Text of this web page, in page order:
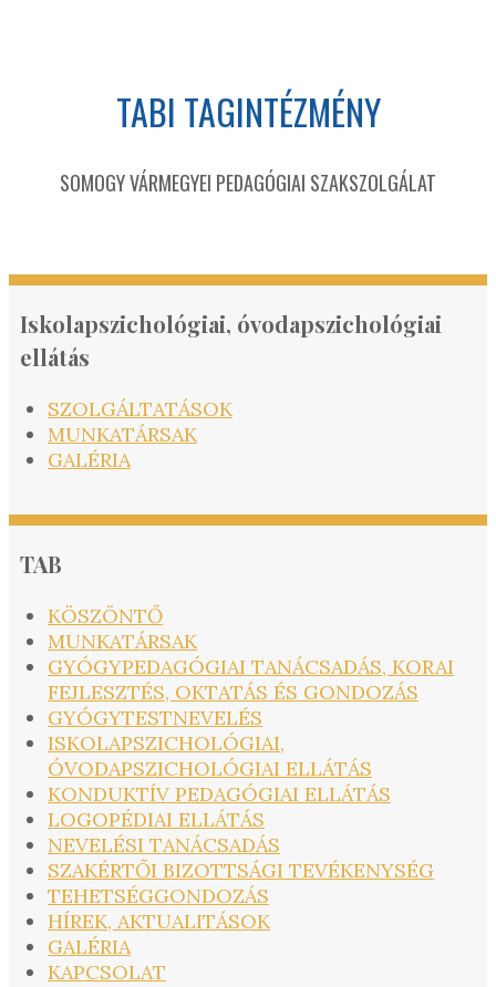
TABI TAGINTÉZMÉNY
SOMOGY VÁRMEGYEI PEDAGÓGIAI SZAKSZOLGÁLAT
Iskolapszichológiai, óvodapszichológiai
ellátás
SZOLGÁLTATÁSOK
MUNKATÁRSAK
GALÉRIA
TAB
KÖSZÖNTŐ
MUNKATÁRSAK
GYÓGYPEDAGÓGIAI TANÁCSADÁS, KORAI
FEJLESZTÉS, OKTATÁS ÉS GONDOZÁS
GYÓGYTESTNEVELÉS
ISKOLAPSZICHOLÓGIAI,
ÓVODAPSZICHOLÓGIAI ELLÁTÁS
KONDUKTÍV PEDAGÓGIAI ELLÁTÁS
LOGOPÉDIAI ELLÁTÁS
NEVELÉSI TANÁCSADÁS
SZAKÉRTŐI BIZOTTSÁGI TEVÉKENYSÉG
TEHETSÉGGONDOZÁS
HÍREK, AKTUALITÁSOK
GALÉRIA
KAPCSOLAT